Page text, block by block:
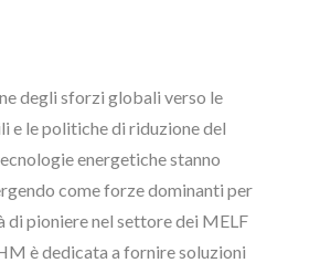
degli sforzi globali verso le
e le politiche di riduzione del
energetiche stanno
come forze dominanti per
di pioniere nel settore dei MELF
è dedicata a fornire soluzioni